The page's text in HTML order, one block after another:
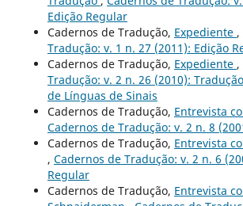
Edição Regular
Cadernos de Tradução, Expediente ,
Tradução: v. 1 n. 27 (2011): Edição
Cadernos de Tradução, Expediente ,
Tradução: v. 2 n. 26 (2010):
de Línguas de Sinais
Cadernos de Tradução, Entrevista
Cadernos de Tradução: v. 2 n. 8
Cadernos de Tradução, Entrevista
, Cadernos de Tradução: v. 2 n. 6
Regular
Cadernos de Tradução, Entrevista